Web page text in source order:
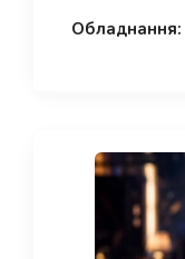
Обладнання: